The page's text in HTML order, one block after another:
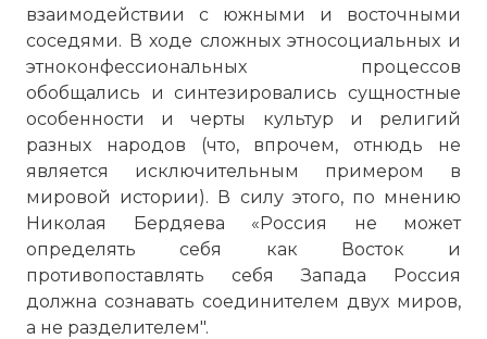
взаимодействии с южными и восточными
соседями. В ходе сложных этносоциальных и
этноконфессиональных процессов
обобщались и синтезировались сущностные
особенности и черты культур и религий
разных народов (что, впрочем, отнюдь не
является исключительным примером в
мировой истории). В силу этого, по мнению
Николая Бердяева «Россия не может
определять себя как Восток и
противопоставлять себя Запада Россия
должна сознавать соединителем двух миров,
а не разделителем".